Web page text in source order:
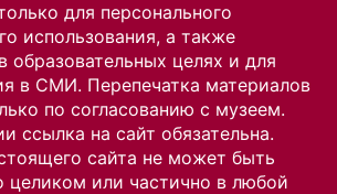
для персонального
использования, а также
образовательных целях и для
в СМИ. Перепечатка материалов
по согласованию с музеем.
ссылка на сайт обязательна.
сайта не может быть
целиком или частично в любой